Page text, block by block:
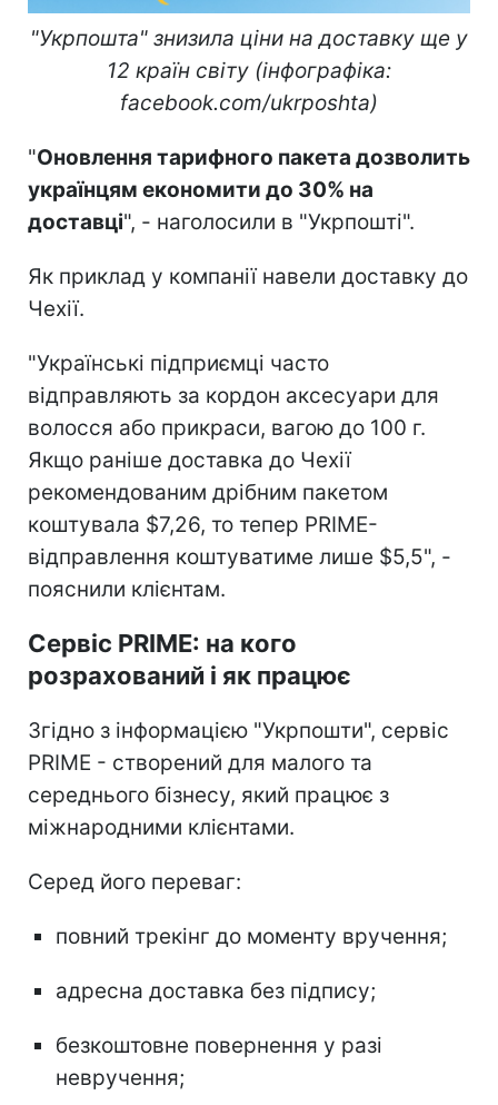
"Укрпошта" знизила ціни на доставку ще у
12 країн світу (інфографіка:
facebook.com/ukrposhta)
"Оновлення тарифного пакета дозволить
українцям економити до 30% на
доставці", - наголосили в "Укрпошті".
Як приклад у компанії навели доставку до
Чехії.
"Українські підприємці часто
відправляють за кордон аксесуари для
волосся або прикраси, вагою до 100 г.
Якщо раніше доставка до Чехії
рекомендованим дрібним пакетом
коштувала $7,26, то тепер PRIME-
відправлення коштуватиме лише $5,5", -
пояснили клієнтам.
Сервіс PRIME: на кого
розрахований і як працює
Згідно з інформацією "Укрпошти", сервіс
PRIME - створений для малого та
середнього бізнесу, який працює з
міжнародними клієнтами.
Серед його переваг:
повний трекінг до моменту вручення;
адресна доставка без підпису;
безкоштовне повернення у разі
невручення;